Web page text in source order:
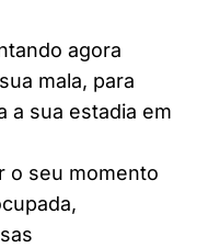
agora
mala, para
a sua estadia em
o seu momento